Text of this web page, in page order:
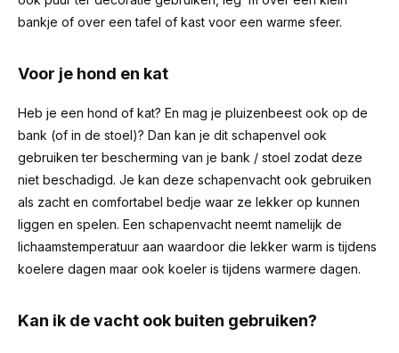
bankje of over een tafel of kast voor een warme sfeer.
Voor je hond en kat
Heb je een hond of kat? En mag je pluizenbeest ook op de
bank (of in de stoel)? Dan kan je dit schapenvel ook
gebruiken ter bescherming van je bank / stoel zodat deze
niet beschadigd. Je kan deze schapenvacht ook gebruiken
als zacht en comfortabel bedje waar ze lekker op kunnen
liggen en spelen. Een schapenvacht neemt namelijk de
lichaamstemperatuur aan waardoor die lekker warm is tijdens
koelere dagen maar ook koeler is tijdens warmere dagen.
Kan ik de vacht ook buiten gebruiken?